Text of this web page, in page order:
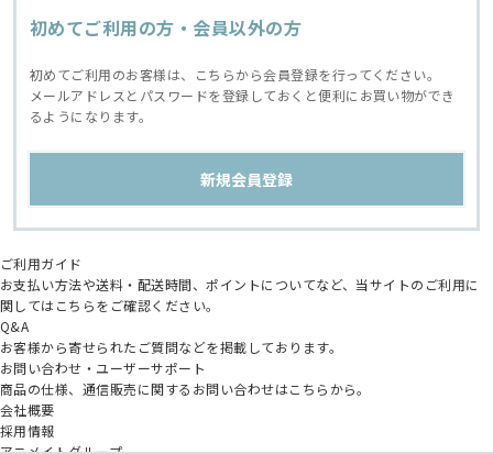
初めてご利用の方・会員以外の方
初めてご利用のお客様は、こちらから会員登録を行ってください。
メールアドレスとパスワードを登録しておくと便利にお買い物ができ
るようになります。
ご利用ガイド
お支払い方法や送料・配送時間、ポイントについてなど、当サイトのご利用に
関してはこちらをご確認ください。
Q&A
お客様から寄せられたご質問などを掲載しております。
お問い合わせ・ユーザーサポート
商品の仕様、通信販売に関するお問い合わせはこちらから。
会社概要
採用情報